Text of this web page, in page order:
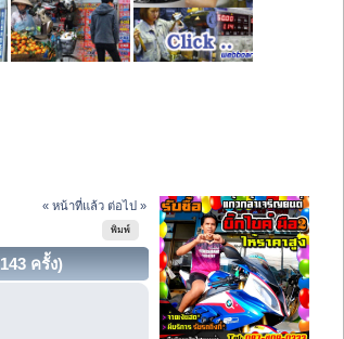
« หน้าที่แล้ว ต่อไป »
พิมพ์
ครั้ง)